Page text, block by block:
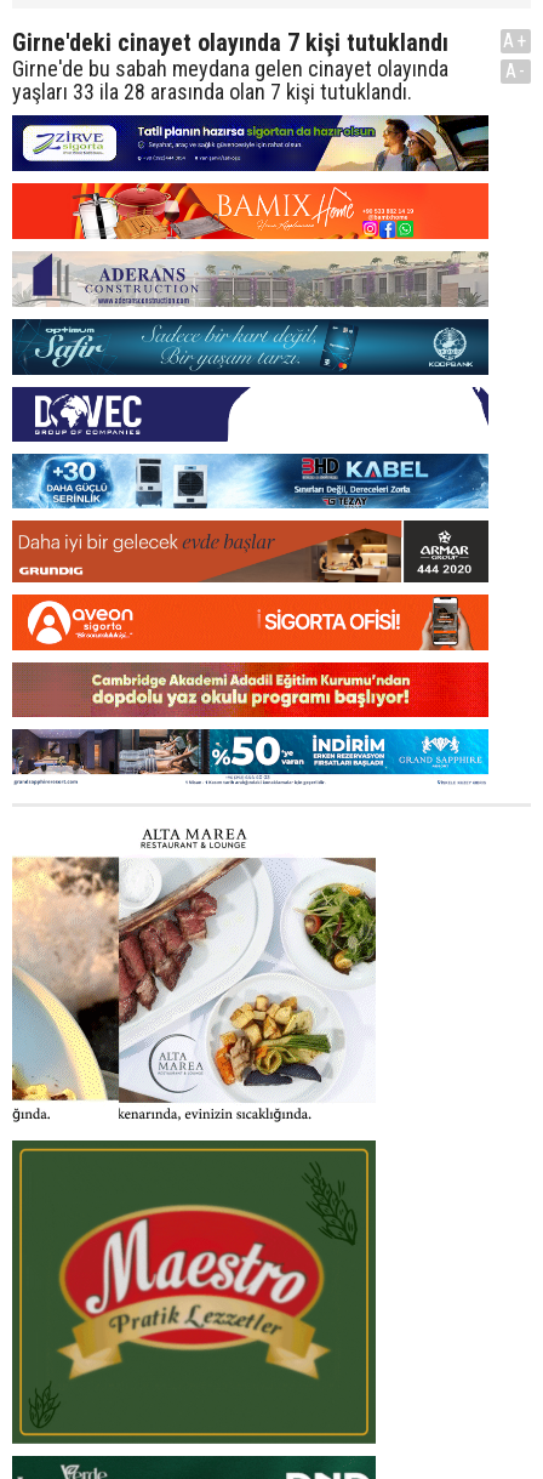
Girne'deki cinayet olayında 7 kişi tutuklandı
Girne'de bu sabah meydana gelen cinayet olayında
yaşları 33 ila 28 arasında olan 7 kişi tutuklandı.
A+
A-